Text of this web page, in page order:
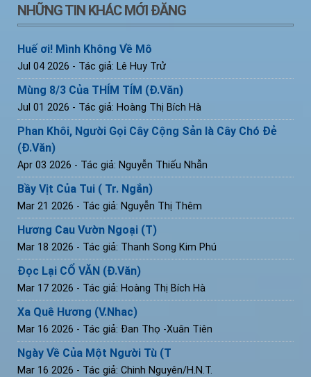
NHỮNG TIN KHÁC MỚI ĐĂNG
Huế ơi! Mình Không Về Mô
Jul 04 2026 - Tác giả: Lê Huy Trử
Mùng 8/3 Của THÍM TÍM (Đ.Văn)
Jul 01 2026 - Tác giả: Hoàng Thị Bích Hà
Phan Khôi, Người Gọi Cây Cộng Sản là Cây Chó Đẻ
(Đ.Văn)
Apr 03 2026 - Tác giả: Nguyễn Thiếu Nhẫn
Bầy Vịt Của Tui ( Tr. Ngắn)
Mar 21 2026 - Tác giả: Nguyễn Thị Thêm
Hương Cau Vườn Ngoại (T)
Mar 18 2026 - Tác giả: Thanh Song Kim Phú
Đọc Lại CỔ VĂN (Đ.Văn)
Mar 17 2026 - Tác giả: Hoàng Thị Bích Hà
Xa Quê Hương (V.Nhac)
Mar 16 2026 - Tác giả: Đan Thọ -Xuân Tiên
Ngày Về Của Một Người Tù (T
Mar 16 2026 - Tác giả: Chinh Nguyên/H.N.T.